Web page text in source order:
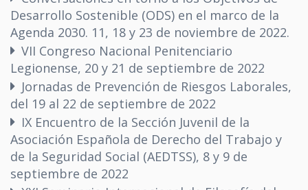
Desarrollo Sostenible (ODS) en el marco de la
Agenda 2030. 11, 18 y 23 de noviembre de 2022.
VII Congreso Nacional Penitenciario
Legionense, 20 y 21 de septiembre de 2022
Jornadas de Prevención de Riesgos Laborales,
del 19 al 22 de septiembre de 2022
IX Encuentro de la Sección Juvenil de la
Asociación Española de Derecho del Trabajo y
de la Seguridad Social (AEDTSS), 8 y 9 de
septiembre de 2022